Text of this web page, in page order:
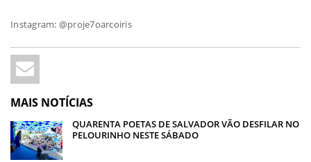
Instagram: @proje7oarcoiris
MAIS NOTÍCIAS
QUARENTA POETAS DE SALVADOR VÃO DESFILAR NO
PELOURINHO NESTE SÁBADO